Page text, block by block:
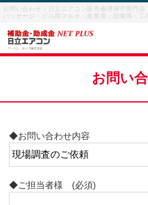
お問い合わせ｜日立エアコン販売修理保守専門店！
パッケージ・ビル用マルチ・産業用・設備用・工
サービスの流れ
業務用エアコン・パッケ
お問い
◆お問い合わせ内容
◆ご担当者様 (必須)